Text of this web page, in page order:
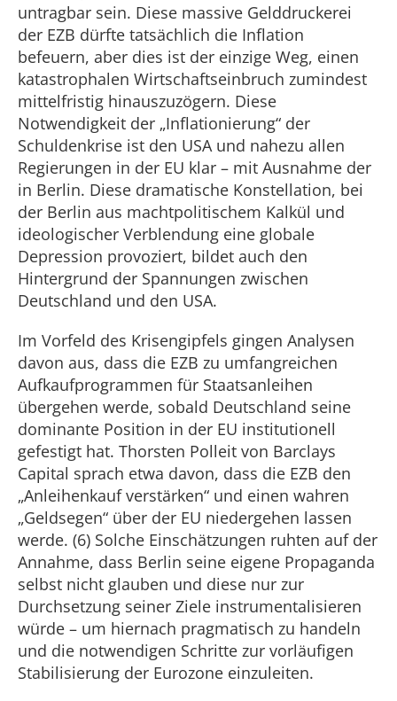
untragbar sein. Diese massive Gelddruckerei
der EZB dürfte tatsächlich die Inflation
befeuern, aber dies ist der einzige Weg, einen
katastrophalen Wirtschaftseinbruch zumindest
mittelfristig hinauszuzögern. Diese
Notwendigkeit der „Inflationierung“ der
Schuldenkrise ist den USA und nahezu allen
Regierungen in der EU klar – mit Ausnahme der
in Berlin. Diese dramatische Konstellation, bei
der Berlin aus machtpolitischem Kalkül und
ideologischer Verblendung eine globale
Depression provoziert, bildet auch den
Hintergrund der Spannungen zwischen
Deutschland und den USA.
Im Vorfeld des Krisengipfels gingen Analysen
davon aus, dass die EZB zu umfangreichen
Aufkaufprogrammen für Staatsanleihen
übergehen werde, sobald Deutschland seine
dominante Position in der EU institutionell
gefestigt hat. Thorsten Polleit von Barclays
Capital sprach etwa davon, dass die EZB den
„Anleihenkauf verstärken“ und einen wahren
„Geldsegen“ über der EU niedergehen lassen
werde. (6) Solche Einschätzungen ruhten auf der
Annahme, dass Berlin seine eigene Propaganda
selbst nicht glauben und diese nur zur
Durchsetzung seiner Ziele instrumentalisieren
würde – um hiernach pragmatisch zu handeln
und die notwendigen Schritte zur vorläufigen
Stabilisierung der Eurozone einzuleiten.